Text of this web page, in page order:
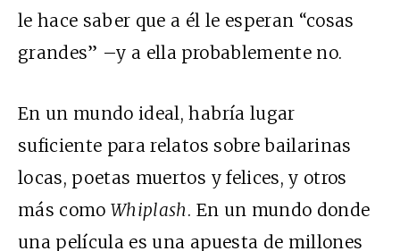
le hace saber que a él le esperan “cosas
grandes” –y a ella probablemente no.
En un mundo ideal, habría lugar
suficiente para relatos sobre bailarinas
locas, poetas muertos y felices, y otros
más comoWhiplash. En un mundo donde
una película es una apuesta de millones